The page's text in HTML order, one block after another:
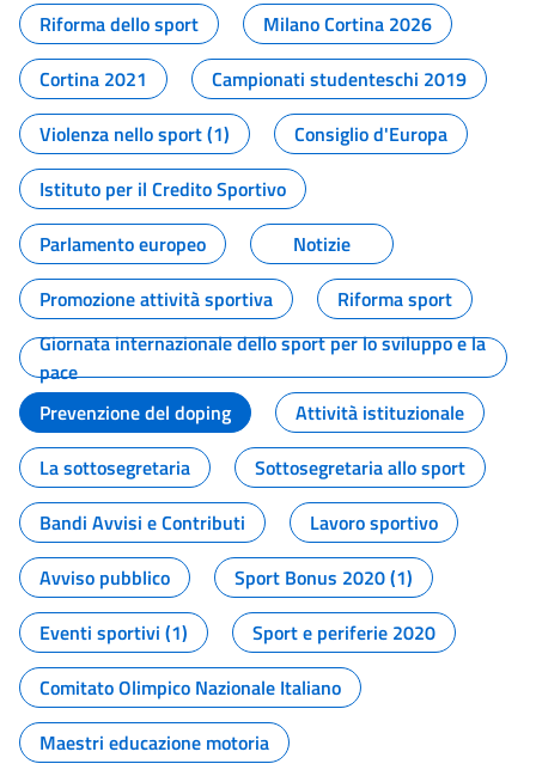
Riforma dello sport
Milano Cortina 2026
Cortina 2021
Campionati studenteschi 2019
Violenza nello sport (1)
Consiglio d'Europa
Istituto per il Credito Sportivo
Parlamento europeo
Notizie
Promozione attività sportiva
Riforma sport
Giornata internazionale dello sport per lo sviluppo e la
pace
Prevenzione del doping
Attività istituzionale
La sottosegretaria
Sottosegretaria allo sport
Bandi Avvisi e Contributi
Lavoro sportivo
Avviso pubblico
Sport Bonus 2020 (1)
Eventi sportivi (1)
Sport e periferie 2020
Comitato Olimpico Nazionale Italiano
Maestri educazione motoria